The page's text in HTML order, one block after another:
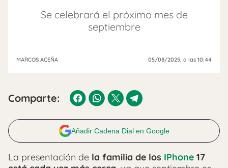
Se celebrará el próximo mes de
septiembre
MARCOS ACEÑA 05/08/2025, a las 10:44
Comparte:
Añadir Cadena Dial en Google
La presentación de la familia de los IPhone 17